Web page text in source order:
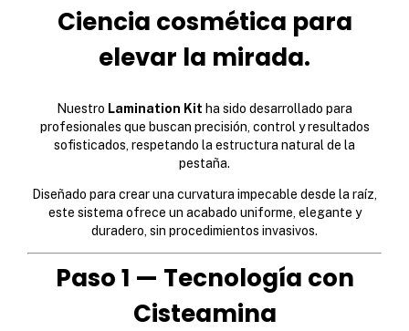
Ciencia cosmética para
elevar la mirada.
Nuestro Lamination Kit ha sido desarrollado para
profesionales que buscan precisión, control y resultados
sofisticados, respetando la estructura natural de la
pestaña.
Diseñado para crear una curvatura impecable desde la raíz,
este sistema ofrece un acabado uniforme, elegante y
duradero, sin procedimientos invasivos.
Paso 1 — Tecnología con
Cisteamina